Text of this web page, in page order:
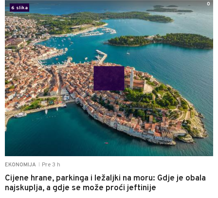
EKONOMIJA Pre 3 h
Cijene hrane, parkinga i ležaljki na moru: Gdje je obala
najskuplja, a gdje se može proći jeftinije
6 slika
0